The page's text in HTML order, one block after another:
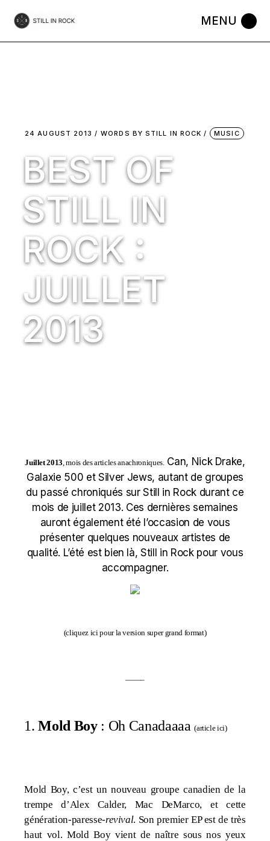
the
24 AUGUST 2013 WORDS BYSTILL IN ROCK MUSIC
BEST OF
STILL IN
ROCK :
JUILLET
2013
Juillet 2013, mois des articles anachroniques.Can, Nick Drake,
Galaxie 500 et Silver Jews, autant de groupes
du passé chroniqués sur Still in Rock durant ce
mois de juillet 2013. Ces dernières semaines
auront également été l’occasion de vous
présenter quelques nouveaux artistes de
qualité. L’été est bien là, Still in Rock pour vous
accompagner.
(cliquez ici pour la version super grand format)
——–
1. Mold Boy: Oh Canadaaaa (article ici)
Mold Boy, c’est un nouveau groupe canadien de la
trempe d’Alex Calder, Mac DeMarco, et cette
génération-paresse-revival. Son premier EP est de très
haut vol. Mold Boy vient de naître sous nos yeux